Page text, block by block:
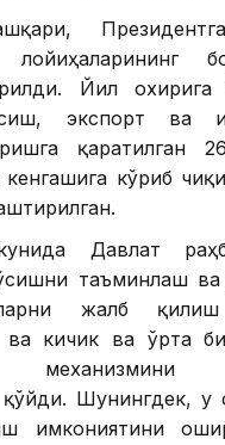
лойиҳаларининг
Йил
экспорт ва
қаратилган
кўриб
Давлат
таъминлаш
жалб
ва кичик ва ўрта
механизмини
Шунингдек, у
имкониятини